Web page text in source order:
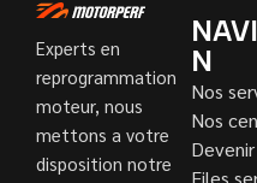
Experts en
reprogrammation
moteur, nous
mettons a votre
disposition notre
N
Nos
Nos
Files